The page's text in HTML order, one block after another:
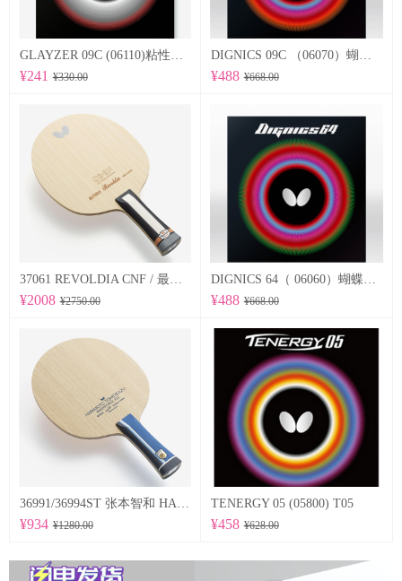
¥241 ¥330.00 ¥488 ¥668.00
¥2008 ¥2750.00 ¥488 ¥668.00
¥934 ¥1280.00
TENERGY 05 (05800) T05
¥458 ¥628.00